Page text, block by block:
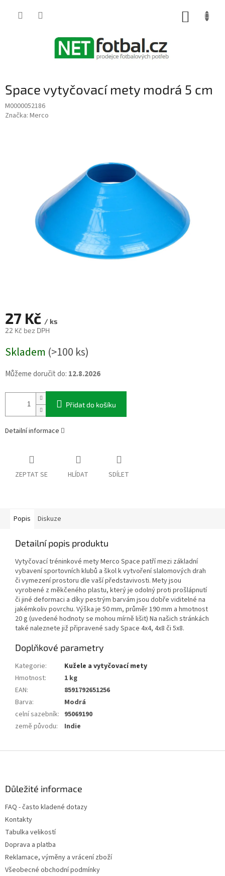
Space vytyčovací mety modrá 5 cm
M0000052186
Značka: Merco
27 Kč / ks
22 Kč bez DPH
cena:
Skladem (>100 ks)
Můžeme doručit do: 12.8.2026
Přidat do košíku
Detailní informace
ZEPTAT SE HLÍDAT SDÍLET
Popis Diskuze
Detailní popis produktu
Vytyčovací tréninkové mety Merco Space patří mezi základní
vybavení sportovních klubů a škol k vytvoření slalomových drah
či vymezení prostoru dle vaší představivosti. Mety jsou
vyrobené z měkčeného plastu, který je odolný proti prošlápnutí
či jiné deformaci a díky pestrým barvám jsou dobře viditelné na
jakémkoliv povrchu. Výška je 50 mm, průměr 190 mm a hmotnost
20 g (uvedené hodnoty se mohou mírně lišit) Na našich stránkách
také naleznete již připravené sady Space 4x4, 4x8 či 5x8.
Doplňkové parametry
Kategorie:
Kužele a vytyčovací mety
Hmotnost:
1 kg
EAN:
8591792651256
Barva:
Modrá
celní sazebník: 95069190
země původu: Indie
Důležité informace
FAQ - často kladené dotazy
Kontakty
Tabulka velikostí
Doprava a platba
Reklamace, výměny a vrácení zboží
Všeobecné obchodní podmínky